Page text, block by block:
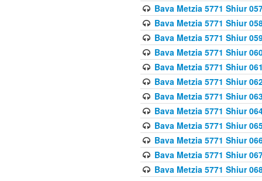
Bava Metzia 5771 Shiur
Bava Metzia 5771 Shiur
Bava Metzia 5771 Shiur
Bava Metzia 5771 Shiur
Bava Metzia 5771 Shiur
Bava Metzia 5771 Shiur
Bava Metzia 5771 Shiur
Bava Metzia 5771 Shiur
Bava Metzia 5771 Shiur
Bava Metzia 5771 Shiur
Bava Metzia 5771 Shiur
Bava Metzia 5771 Shiur